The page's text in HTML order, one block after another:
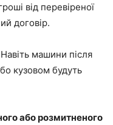
від перевіреної
договір.
Навіть машини після
кузовом будуть
або розмитненого